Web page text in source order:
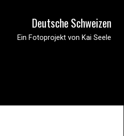
Deutsche Schweizen
Ein Fotoprojekt von Kai Seele